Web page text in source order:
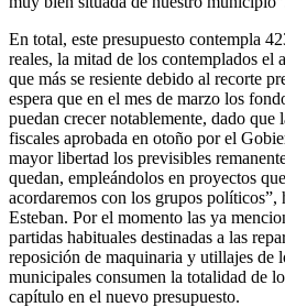
En total, este presupuesto contempla
reales, la mitad de los contemplados el
que más se resiente debido al recorte
espera que en el mes de marzo los
puedan crecer notablemente, dado
fiscales aprobada en otoño por el
mayor libertad los previsibles
quedan, empleándolos en proyectos
acordaremos con los grupos políticos”,
Esteban. Por el momento las ya
partidas habituales destinadas a las
reposición de maquinaria y utillajes de
municipales consumen la totalidad de
capítulo en el nuevo presupuesto.